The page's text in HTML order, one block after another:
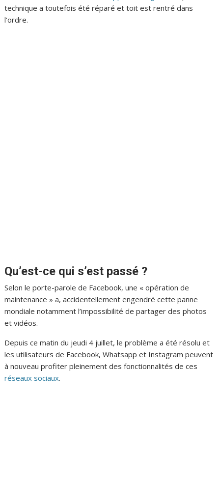
technique a toutefois été réparé et toit est rentré dans
l’ordre.
Qu’est-ce qui s’est passé ?
Selon le porte-parole de Facebook, une « opération de
maintenance » a, accidentellement engendré cette panne
mondiale notamment l’impossibilité de partager des photos
et vidéos.
Depuis ce matin du jeudi 4 juillet, le problème a été résolu et
les utilisateurs de Facebook, Whatsapp et Instagram peuvent
à nouveau profiter pleinement des fonctionnalités de ces
réseaux sociaux.